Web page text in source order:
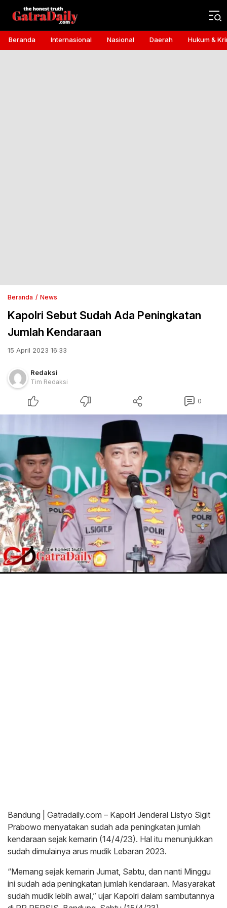
Gatra Daily
the honest truth
Beranda Internasional Nasional Daerah Hukum &
Beranda News
Kapolri Sebut Sudah Ada Peningkatan
Jumlah Kendaraan
15 April 2023 16:33
Redaksi
Tim Redaksi
0
Bandung | Gatradaily.com – Kapolri Jenderal Listyo Sigit
Prabowo menyatakan sudah ada peningkatan jumlah
kendaraan sejak kemarin (14/4/23). Hal itu menunjukkan
sudah dimulainya arus mudik Lebaran 2023.
“Memang sejak kemarin Jumat, Sabtu, dan nanti Minggu
ini sudah ada peningkatan jumlah kendaraan. Masyarakat
sudah mudik lebih awal,” ujar Kapolri dalam sambutannya